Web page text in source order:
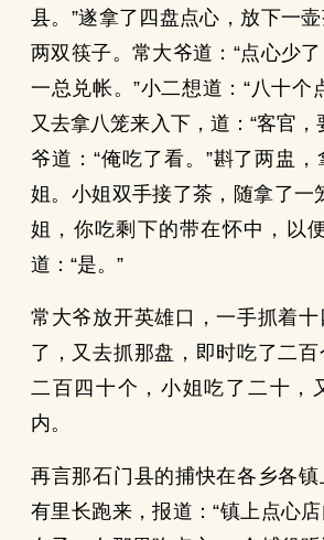
县。”遂拿了四盘点心，放下一壶
两双筷子。常大爷道：“点心少
一总兑帐。”小二想道：“八十个
又去拿八笼来入下，道：“客官，
爷道：“俺吃了看。”斟了两盅
姐。小姐双手接了茶，随拿了一
姐，你吃剩下的带在怀中，以
道：“是。”
常大爷放开英雄口，一手抓着
了，又去抓那盘，即时吃了二
二百四十个，小姐吃了二十，
内。
再言那石门县的捕快在各乡各
有里长跑来，报道：“镇上点心